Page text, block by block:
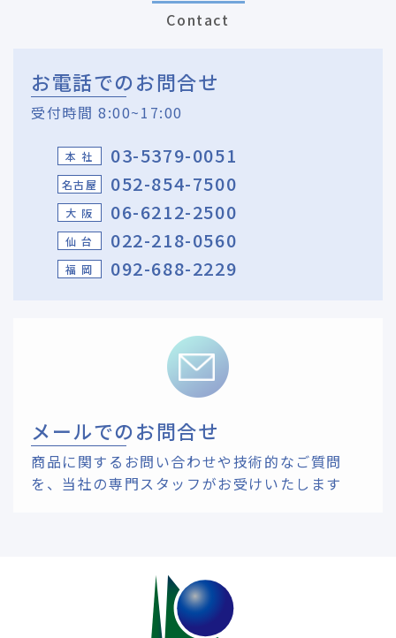
Contact
お電話でのお問合せ
受付時間 8:00~17:00
本 社 03-5379-0051
名古屋 052-854-7500
大 阪 06-6212-2500
仙 台 022-218-0560
福 岡 092-688-2229
メールでのお問合せ
商品に関するお問い合わせや技術的なご質問
を、 当社の専門スタッフがお受けいたします